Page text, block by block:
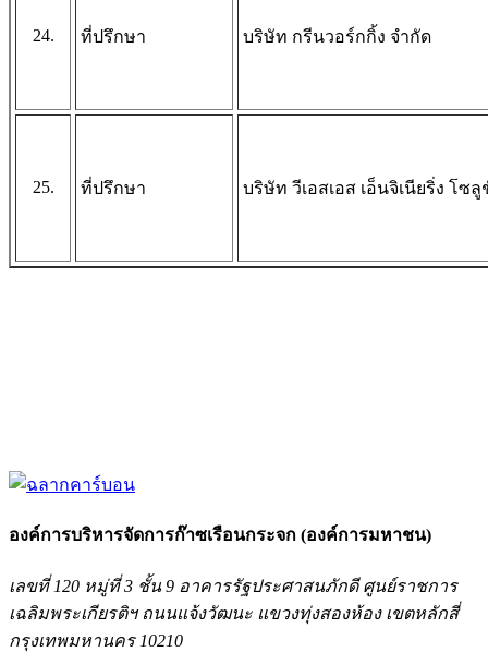
24. ที่ปรึกษา บริษัท กรีนวอร์กกิ้ง จำกัด
25. ที่ปรึกษา บริษัท วีเอสเอส เอ็นจิเนียริ่ง โซ
องค์การบริหารจัดการก๊าซเรือนกระจก (องค์การมหาชน)
เลขที่ 120 หมู่ที่ 3 ชั้น 9 อาคารรัฐประศาสนภักดี ศูนย์ราชการ
เฉลิมพระเกียรติฯ ถนนแจ้งวัฒนะ แขวงทุ่งสองห้อง เขตหลักสี่
กรุงเทพมหานคร 10210